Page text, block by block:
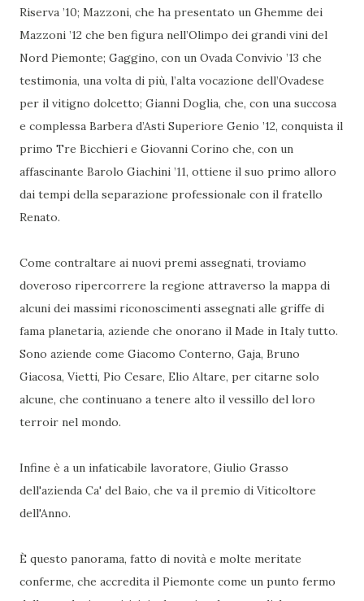
Riserva ’10; Mazzoni, che ha presentato un Ghemme dei
Mazzoni ’12 che ben figura nell’Olimpo dei grandi vini del
Nord Piemonte; Gaggino, con un Ovada Convivio ’13 che
testimonia, una volta di più, l’alta vocazione dell’Ovadese
per il vitigno dolcetto; Gianni Doglia, che, con una succosa
e complessa Barbera d’Asti Superiore Genio ’12, conquista il
primo Tre Bicchieri e Giovanni Corino che, con un
affascinante Barolo Giachini ’11, ottiene il suo primo alloro
dai tempi della separazione professionale con il fratello
Renato.
Come contraltare ai nuovi premi assegnati, troviamo
doveroso ripercorrere la regione attraverso la mappa di
alcuni dei massimi riconoscimenti assegnati alle griffe di
fama planetaria, aziende che onorano il Made in Italy tutto.
Sono aziende come Giacomo Conterno, Gaja, Bruno
Giacosa, Vietti, Pio Cesare, Elio Altare, per citarne solo
alcune, che continuano a tenere alto il vessillo del loro
terroir nel mondo.
Infine è a un infaticabile lavoratore, Giulio Grasso
dell'azienda Ca' del Baio, che va il premio di Viticoltore
dell'Anno.
È questo panorama, fatto di novità e molte meritate
conferme, che accredita il Piemonte come un punto fermo